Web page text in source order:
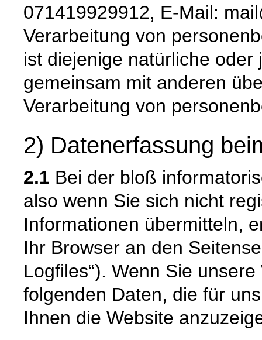
071419929912, E-Mail:
Verarbeitung von
ist diejenige natürliche
gemeinsam mit anderen
Verarbeitung von
2) Datenerfassung
2.1 Bei der bloß
also wenn Sie sich nicht
Informationen übermitteln,
Ihr Browser an den
Logfiles“). Wenn Sie
folgenden Daten, die für
Ihnen die Website